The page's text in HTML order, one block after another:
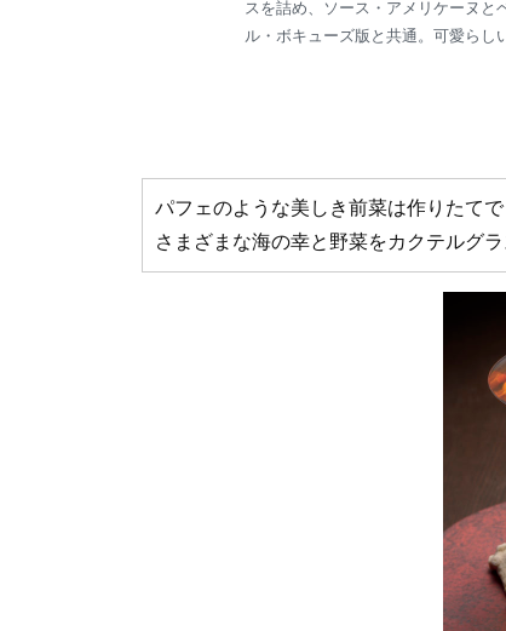
スを詰め、ソース・アメリケーヌ
ル・ボキューズ版と共通。可愛らし
パフェのような美しき前菜は作りたてで
さまざまな海の幸と野菜をカクテルグ